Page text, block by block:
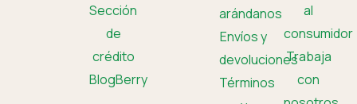
Sección
de
crédito
BlogBerry
arándanos
Envíos y
devoluciones
Términos
al
consumidor
Trabaja
con